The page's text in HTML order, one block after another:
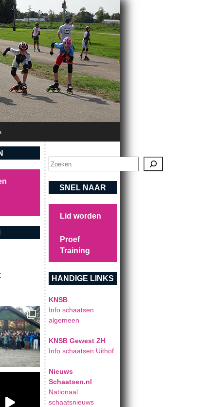
Zoeken
SNEL NAAR
Lid worden
Proef
Training
HANDIGE LINKS
KNSB
Info schaatsen
algemeen
KNSB Gewest ZH
Info schaatsen Uithof
Nieuws
Schaatsen.nl
Nationaal
schaatsnieuws